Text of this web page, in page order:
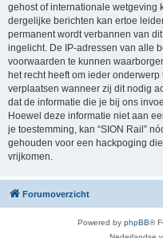
gehost of internationale wetgeving
dergelijke berichten kan ertoe
permanent wordt verbannen van
ingelicht. De IP-adressen van alle
voorwaarden te kunnen
het recht heeft om ieder
verplaatsen wanneer zij dit nodig
dat de informatie die je bij ons
Hoewel deze informatie niet aan
je toestemming, kan “SION Rail”
gehouden voor een hackpoging
vrijkomen.
Forumoverzicht
Powered by phpBB®